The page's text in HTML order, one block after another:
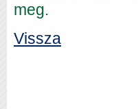
meg.
Vissza